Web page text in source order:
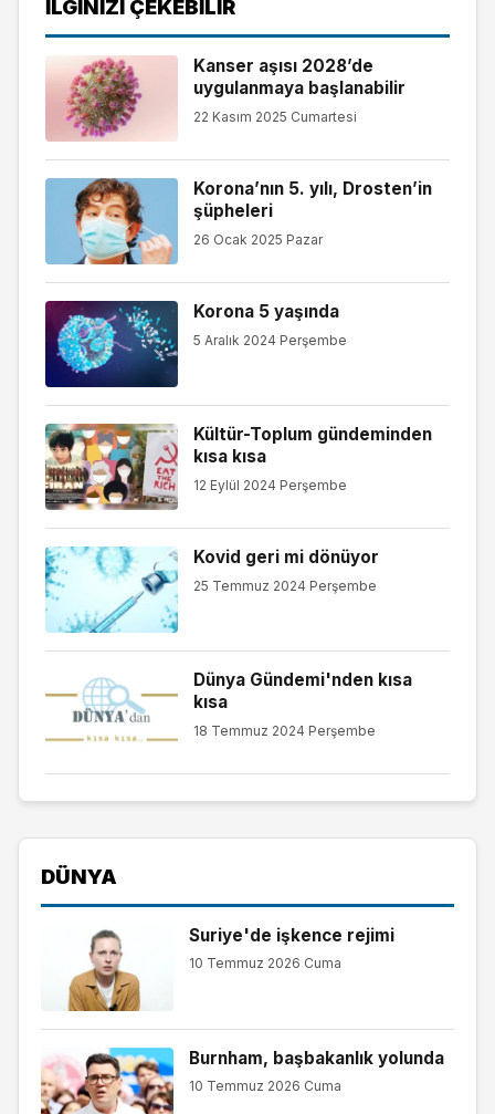
İLGINIZI ÇEKEBILIR
Kanser aşısı 2028’de
uygulanmaya başlanabilir
22 Kasım 2025 Cumartesi
Korona’nın 5. yılı, Drosten’in
şüpheleri
26 Ocak 2025 Pazar
Korona 5 yaşında
5 Aralık 2024 Perşembe
Kültür-Toplum gündeminden
kısa kısa
12 Eylül 2024 Perşembe
Kovid geri mi dönüyor
25 Temmuz 2024 Perşembe
Dünya Gündemi'nden kısa
kısa
18 Temmuz 2024 Perşembe
DÜNYA
Suriye'de işkence rejimi
10 Temmuz 2026 Cuma
Burnham, başbakanlık yolunda
10 Temmuz 2026 Cuma